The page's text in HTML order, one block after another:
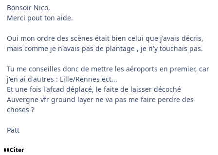
Bonsoir Nico,
Merci pout ton aide.
Oui mon ordre des scènes était bien celui que j'avais décris,
mais comme je n'avais pas de plantage , je n'y touchais pas.
Tu me conseilles donc de mettre les aéroports en premier, car
j'en ai d'autres : Lille/Rennes ect...
Et une fois l'afcad déplacé, le faite de laisser décoché
Auvergne vfr ground layer ne va pas me faire perdre des
choses ?
Patt
Citer